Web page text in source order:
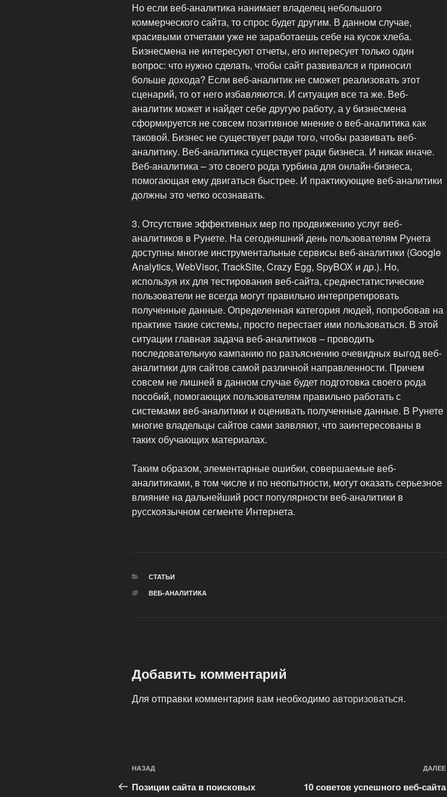
Но если веб-аналитика нанимает владелец небольшого
коммерческого сайта, то спрос будет другим. В данном случае,
красивыми отчетами уже не заработаешь себе на кусок хлеба.
Бизнесмена не интересуют отчеты, его интересует только один
вопрос: что нужно сделать, чтобы сайт развивался и приносил
больше дохода? Если веб-аналитик не сможет реализовать этот
сценарий, то от него избавляются. И ситуация все та же. Веб-
аналитик может и найдет себе другую работу, а у бизнесмена
сформируется не совсем позитивное мнение о веб-аналитика как
таковой. Бизнес не существует ради того, чтобы развивать веб-
аналитику. Веб-аналитика существует ради бизнеса. И никак иначе.
Веб-аналитика – это своего рода турбина для онлайн-бизнеса,
помогающая ему двигаться быстрее. И практикующие веб-аналитики
должны это четко осознавать.
3. Отсутствие эффективных мер по продвижению услуг веб-
аналитиков в Рунете. На сегодняшний день пользователям Рунета
доступны многие инструментальные сервисы веб-аналитики (Google
Analytics, WebVisor, TrackSite, Crazy Egg, SpyBОХ и др.). Но,
используя их для тестирования веб-сайта, среднестатистические
пользователи не всегда могут правильно интерпретировать
полученные данные. Определенная категория людей, попробовав на
практике такие системы, просто перестает ими пользоваться. В этой
ситуации главная задача веб-аналитиков – проводить
последовательную кампанию по разъяснению очевидных выгод веб-
аналитики для сайтов самой различной направленности. Причем
совсем не лишней в данном случае будет подготовка своего рода
пособий, помогающих пользователям правильно работать с
системами веб-аналитики и оценивать полученные данные. В Рунете
многие владельцы сайтов сами заявляют, что заинтересованы в
таких обучающих материалах.
Таким образом, элементарные ошибки, совершаемые веб-
аналитиками, в том числе и по неопытности, могут оказать серьезное
влияние на дальнейший рост популярности веб-аналитики в
русскоязычном сегменте Интернета.
РУБРИКИ
СТАТЬИ
МЕТКИ
ВЕБ-АНАЛИТИКА
Добавить комментарий
Для отправки комментария вам необходимоавторизоваться.
Навигация
по
Предыдущая
запись:
НАЗАД
Позиции сайта в поисковых
ДАЛЕЕ
10 советов успешного веб-сайта